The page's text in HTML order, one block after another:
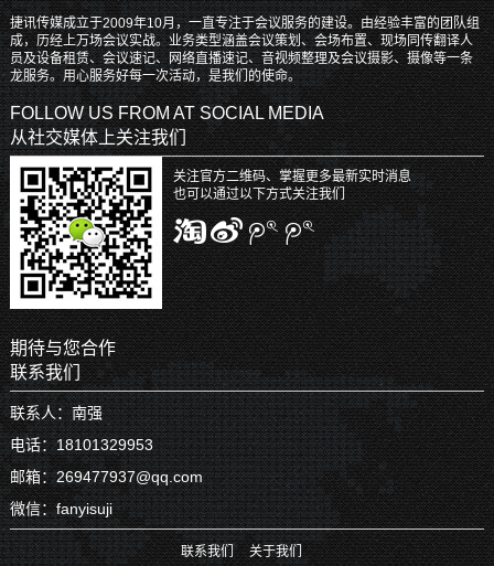
捷讯传媒成立于2009年10月，一直专注于会议服务的建设。由经验丰富的团队组
成，历经上万场会议实战。业务类型涵盖会议策划、会场布置、现场同传翻译人
员及设备租赁、会议速记、网络直播速记、音视频整理及会议摄影、摄像等一条
龙服务。用心服务好每一次活动，是我们的使命。
FOLLOW US FROM AT SOCIAL MEDIA
从社交媒体上关注我们
关注官方二维码、掌握更多最新实时消息
也可以通过以下方式关注我们
期待与您合作
联系我们
联系人：南强
电话：18101329953
邮箱：269477937@qq.com
微信：fanyisuji
联系我们 关于我们